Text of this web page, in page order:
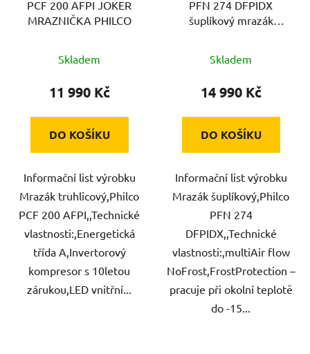
PCF 200 AFPI JOKER
MRAZNIČKA PHILCO
Skladem
11 990 Kč
DO KOŠÍKU
Informační list výrobku
Mrazák truhlicový,Philco
PCF 200 AFPI,,Technické
vlastnosti:,Energetická
třída A,Invertorový
kompresor s 10letou
zárukou,LED vnitřní...
PFN 274 DFPIDX
šuplíkový mrazák
Skladem
14 990 Kč
DO KOŠÍKU
Informační list výrobku
Mrazák šuplíkový,Philco
PFN 274
DFPIDX,,Technické
vlastnosti:,multiAir flow
NoFrost,FrostProtection –
pracuje při okolní teplotě
do -15...